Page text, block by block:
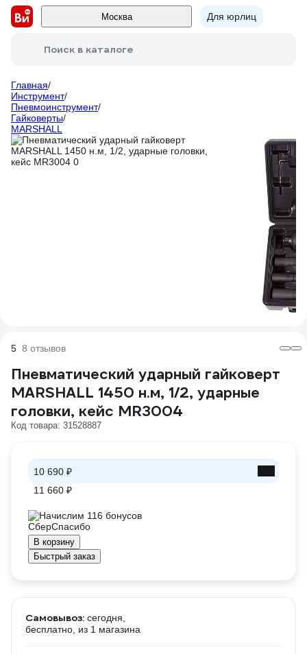
Москва Для юрлиц
Поиск в каталоге
Главная/
Инструмент/
Пневмоинструмент/
Гайковерты/
MARSHALL
5 8 отзывов
Пневматический ударный гайковерт
MARSHALL 1450 н.м, 1/2, ударные
головки, кейс MR3004
Код товара: 31528887
10 690 ₽
11 660 ₽
Начислим 116 бонусов
В корзину
Быстрый заказ
Самовывоз: сегодня,
бесплатно , из 1 магазина